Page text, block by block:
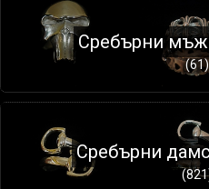
Сребърни
(61)
Сребърни